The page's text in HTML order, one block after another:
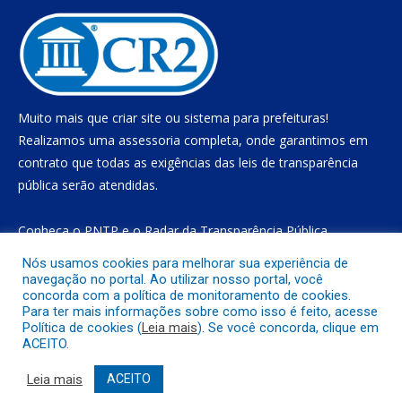
Muito mais que criar site ou sistema para prefeituras!
Realizamos uma assessoria completa, onde garantimos em
contrato que todas as exigências das leis de transparência
pública serão atendidas.
Conheça oPNTPe oRadar da Transparência Pública
Todos os direitos reservados a Prefeitura Municipal de Gurupá
Mapa do Site
Acessar o Webmail
Nós usamos cookies para melhorar sua experiência de
navegação no portal. Ao utilizar nosso portal, você
concorda com a política de monitoramento de cookies.
Para ter mais informações sobre como isso é feito, acesse
Política de cookies (Leia mais). Se você concorda, clique em
ACEITO.
Leia mais ACEITO